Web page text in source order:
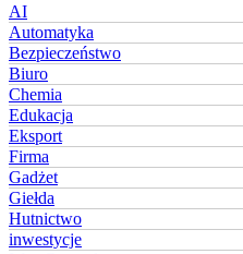
AI
Automatyka
Bezpieczeństwo
Biuro
Chemia
Edukacja
Eksport
Firma
Gadżet
Giełda
Hutnictwo
inwestycje